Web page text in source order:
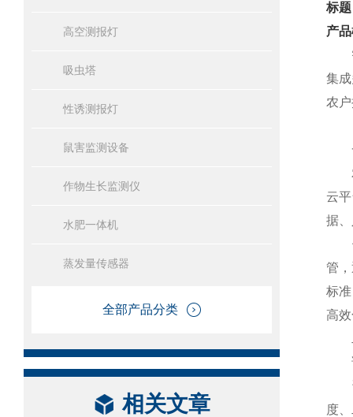
高空测报灯
吸虫塔
性诱测报灯
鼠害监测设备
作物生长监测仪
水肥一体机
蒸发量传感器
全部产品分类
相关文章
标
产
集
农
农
云
据
借
管
标
高
该
该
度